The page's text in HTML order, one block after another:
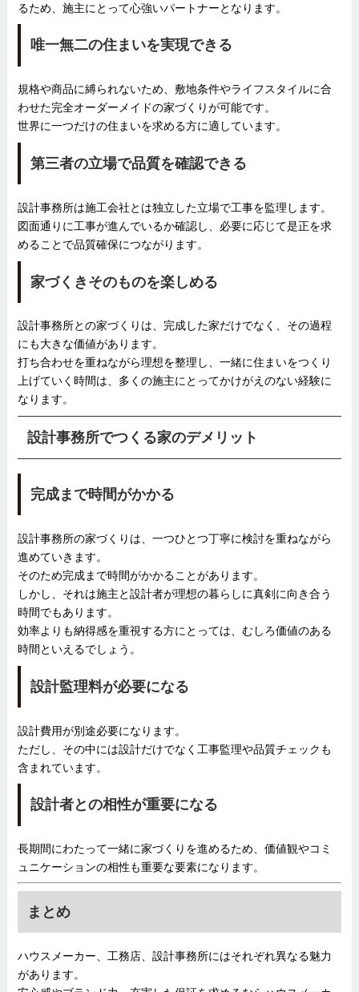
るため、施主にとって心強いパートナーとなります。
唯一無二の住まいを実現できる
規格や商品に縛られないため、敷地条件やライフスタイルに合
わせた完全オーダーメイドの家づくりが可能です。
世界に一つだけの住まいを求める方に適しています。
第三者の立場で品質を確認できる
設計事務所は施工会社とは独立した立場で工事を監理します。
図面通りに工事が進んでいるか確認し、必要に応じて是正を求
めることで品質確保につながります。
家づくきそのものを楽しめる
設計事務所との家づくりは、完成した家だけでなく、その過程
にも大きな価値があります。
打ち合わせを重ねながら理想を整理し、一緒に住まいをつくり
上げていく時間は、多くの施主にとってかけがえのない経験に
なります。
設計事務所でつくる家のデメリット
完成まで時間がかかる
設計事務所の家づくりは、一つひとつ丁寧に検討を重ねながら
進めていきます。
そのため完成まで時間がかかることがあります。
しかし、それは施主と設計者が理想の暮らしに真剣に向き合う
時間でもあります。
効率よりも納得感を重視する方にとっては、むしろ価値のある
時間といえるでしょう。
設計監理料が必要になる
設計費用が別途必要になります。
ただし、その中には設計だけでなく工事監理や品質チェックも
含まれています。
設計者との相性が重要になる
長期間にわたって一緒に家づくりを進めるため、価値観やコミ
ュニケーションの相性も重要な要素になります。
まとめ
ハウスメーカー、工務店、設計事務所にはそれぞれ異なる魅力
があります。